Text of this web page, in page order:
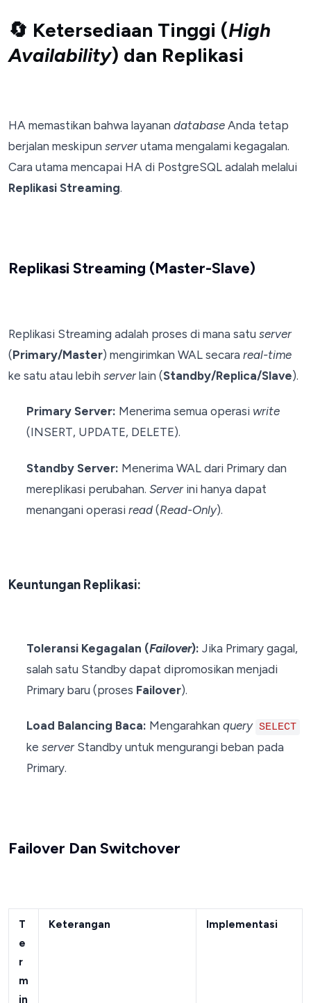
🔄 Ketersediaan Tinggi (High
Availability) dan Replikasi
HA memastikan bahwa layanan database Anda tetap
berjalan meskipun serverutama mengalami kegagalan.
Cara utama mencapai HA di PostgreSQL adalah melalui
Replikasi Streaming.
Replikasi Streaming (Master-Slave)
Replikasi Streaming adalah proses di mana satu server
(Primary/Master) mengirimkan WAL secara real-time
ke satu atau lebih serverlain (Standby/Replica/Slave).
Primary Server: Menerima semua operasi write
(INSERT, UPDATE, DELETE).
Standby Server: Menerima WAL dari Primary dan
mereplikasi perubahan. Serverini hanya dapat
menangani operasi read(Read-Only).
Keuntungan Replikasi:
Toleransi Kegagalan (Failover): Jika Primary gagal,
salah satu Standby dapat dipromosikan menjadi
Primary baru (proses Failover).
Load Balancing Baca: Mengarahkan query SELECT
ke serverStandby untuk mengurangi beban pada
Primary.
Failover Dan Switchover
T
e
r
m
in
Keterangan Implementasi